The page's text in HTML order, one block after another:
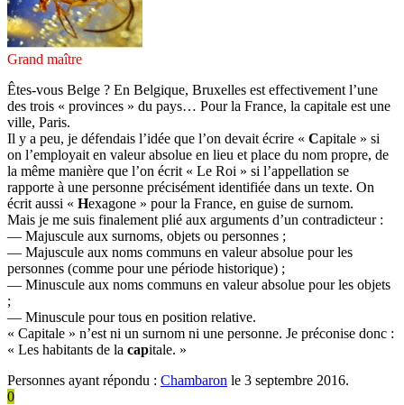
Grand maître
Êtes-vous Belge ? En Belgique, Bruxelles est effectivement l’une
des trois « provinces » du pays… Pour la France, la capitale est une
ville, Paris.
Il y a peu, je défendais l’idée que l’on devait écrire « Capitale » si
on l’employait en valeur absolue en lieu et place du nom propre, de
la même manière que l’on écrit « Le Roi » si l’appellation se
rapporte à une personne précisément identifiée dans un texte. On
écrit aussi « Hexagone » pour la France, en guise de surnom.
Mais je me suis finalement plié aux arguments d’un contradicteur :
— Majuscule aux surnoms, objets ou personnes ;
— Majuscule aux noms communs en valeur absolue pour les
personnes (comme pour une période historique) ;
— Minuscule aux noms communs en valeur absolue pour les objets
;
— Minuscule pour tous en position relative.
« Capitale » n’est ni un surnom ni une personne. Je préconise donc :
« Les habitants de la capitale. »
Personnes ayant répondu : Chambaron le 3 septembre 2016.
0